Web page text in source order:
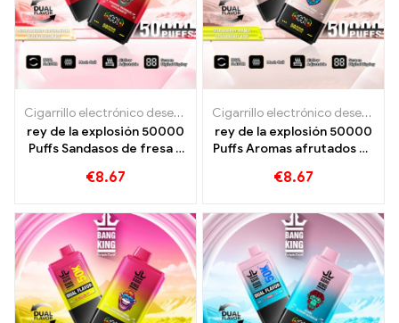
Cigarrillo electrónico desechable con nicotina. ,Cigarrillos
rey de la explosión 50000
Puffs Sandasos de fresa y
dragón negro
€8.67
Cigarrillo electrónico desechable con nicotina.
rey de la explosión 50000
Puffs Aromas afrutados de
Strawberry Kiwi para una
vapor
€8.67